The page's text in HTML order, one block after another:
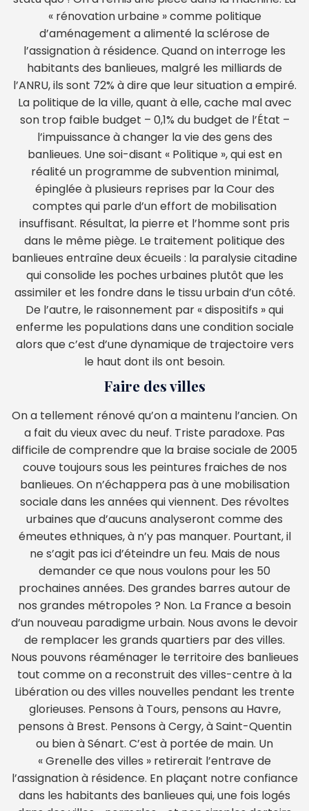
« rénovation urbaine » comme politique
d’aménagement a alimenté la sclérose de
l’assignation à résidence. Quand on interroge les
habitants des banlieues, malgré les milliards de
l’ANRU, ils sont 72% à dire que leur situation a empiré.
La politique de la ville, quant à elle, cache mal avec
son trop faible budget – 0,1% du budget de l’État –
l’impuissance à changer la vie des gens des
banlieues. Une soi-disant « Politique », qui est en
réalité un programme de subvention minimal,
épinglée à plusieurs reprises par la Cour des
comptes qui parle d’un effort de mobilisation
insuffisant. Résultat, la pierre et l’homme sont pris
dans le même piège. Le traitement politique des
banlieues entraîne deux écueils : la paralysie citadine
qui consolide les poches urbaines plutôt que les
assimiler et les fondre dans le tissu urbain d’un côté.
De l’autre, le raisonnement par « dispositifs » qui
enferme les populations dans une condition sociale
alors que c’est d’une dynamique de trajectoire vers
le haut dont ils ont besoin.
Faire des villes
On a tellement rénové qu’on a maintenu l’ancien. On
a fait du vieux avec du neuf. Triste paradoxe. Pas
difficile de comprendre que la braise sociale de 2005
couve toujours sous les peintures fraiches de nos
banlieues. On n’échappera pas à une mobilisation
sociale dans les années qui viennent. Des révoltes
urbaines que d’aucuns analyseront comme des
émeutes ethniques, à n’y pas manquer. Pourtant, il
ne s’agit pas ici d’éteindre un feu. Mais de nous
demander ce que nous voulons pour les 50
prochaines années. Des grandes barres autour de
nos grandes métropoles ? Non. La France a besoin
d’un nouveau paradigme urbain. Nous avons le devoir
de remplacer les grands quartiers par des villes.
Nous pouvons réaménager le territoire des banlieues
tout comme on a reconstruit des villes-centre à la
Libération ou des villes nouvelles pendant les trente
glorieuses. Pensons à Tours, pensons au Havre,
pensons à Brest. Pensons à Cergy, à Saint-Quentin
ou bien à Sénart. C’est à portée de main. Un
« Grenelle des villes » retirerait l’entrave de
l’assignation à résidence. En plaçant notre confiance
dans les habitants des banlieues qui, une fois logés